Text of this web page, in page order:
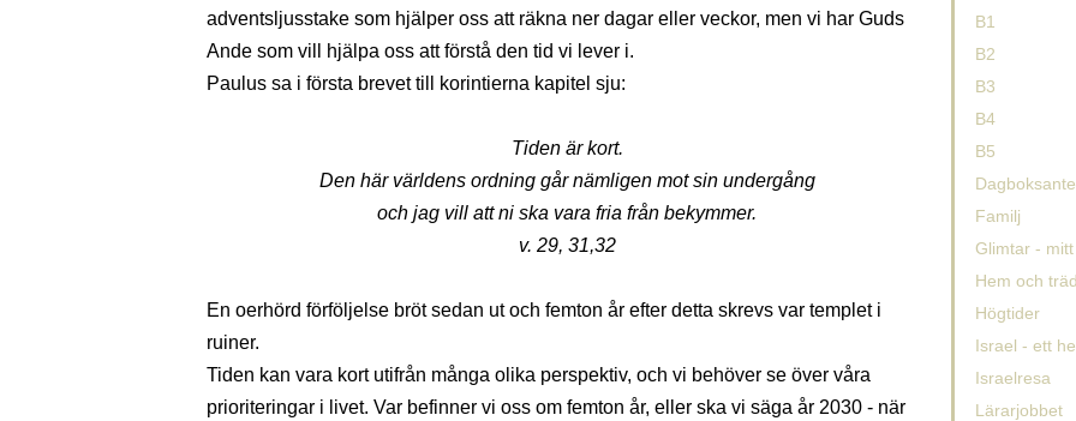
adventsljusstake som hjälper oss att räkna ner dagar eller veckor, men vi har Guds
Ande som vill hjälpa oss att förstå den tid vi lever i.
Paulus sa i första brevet till korintierna kapitel sju:
Tiden är kort.
Den här världens ordning går nämligen mot sin undergång
och jag vill att ni ska vara fria från bekymmer.
v. 29, 31,32
En oerhörd förföljelse bröt sedan ut och femton år efter detta skrevs var templet i
ruiner.
Tiden kan vara kort utifrån många olika perspektiv, och vi behöver se över våra
prioriteringar i livet. Var befinner vi oss om femton år, eller ska vi säga år 2030 - när
B1
B2
B3
B4
B5
Familj
Glimtar -
Hem och
Högtider
Israel - ett
Israelresa
Lärarjobbet